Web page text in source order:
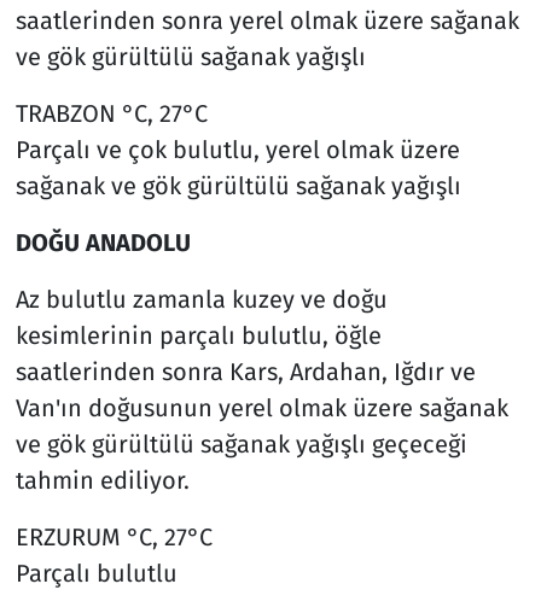
saatlerinden sonra yerel olmak üzere sağanak
ve gök gürültülü sağanak yağışlı
TRABZON °C, 27°C
Parçalı ve çok bulutlu, yerel olmak üzere
sağanak ve gök gürültülü sağanak yağışlı
DOĞU ANADOLU
Az bulutlu zamanla kuzey ve doğu
kesimlerinin parçalı bulutlu, öğle
saatlerinden sonra Kars, Ardahan, Iğdır ve
Van'ın doğusunun yerel olmak üzere sağanak
ve gök gürültülü sağanak yağışlı geçeceği
tahmin ediliyor.
ERZURUM °C, 27°C
Parçalı bulutlu